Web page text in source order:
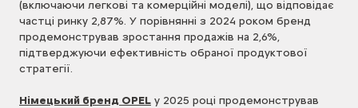
(включаючи легкові та комерційні моделі), що відповідає
частці ринку 2,87%. У порівнянні з 2024 роком бренд
продемонстрував зростання продажів на 2,6%,
підтверджуючи ефективність обраної продуктової
стратегії.
Німецький бренд OPEL у 2025 році продемонстрував